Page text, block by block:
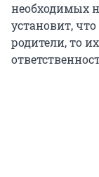
необходимых
установит,
родители, то